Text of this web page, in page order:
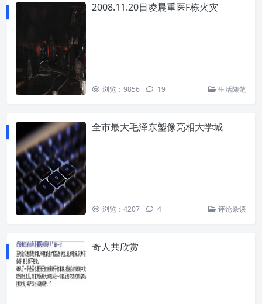
2008.11.20日凌晨重医F栋火灾
浏览：9856 19 生活随笔
全市最大毛泽东塑像亮相大学城
浏览：4207 4 评论杂谈
奇人共欣赏